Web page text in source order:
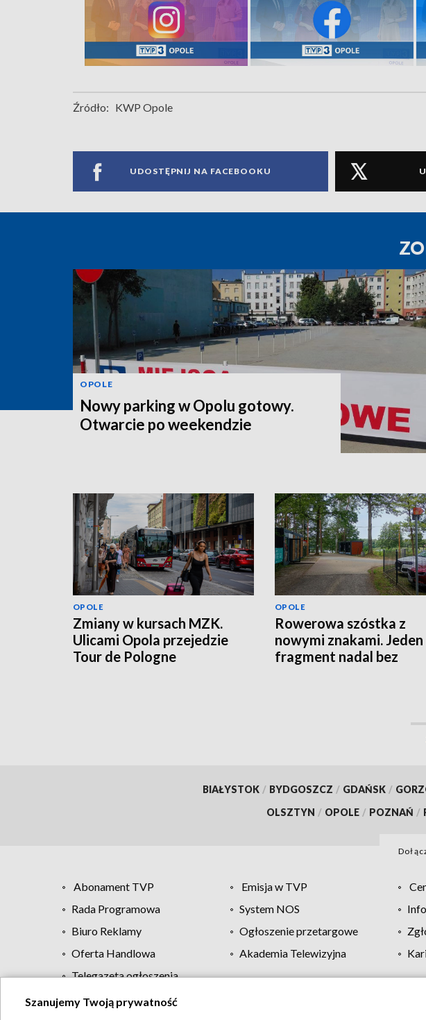
Źródło: KWP Opole
UDOSTĘPNIJ NA FACEBOOKU
OPOLE
Nowy parking w Opolu gotowy.
Otwarcie po weekendzie
OPOLE
Zmiany w kursach MZK.
Ulicami Opola przejedzie
Tour de Pologne
OPOLE
Rowerowa szóstka z
nowymi znakami. Jeden
fragment nadal bez
BIAŁYSTOK / BYDGOSZCZ / GDAŃSK /
OLSZTYN / OPOLE / POZNAŃ /
Abonament TVP Emisja w TVP
Rada Programowa
System NOS
Biuro Reklamy
Ogłoszenie przetargowe
Oferta Handlowa
Akademia Telewizyjna
Telegazeta ogłoszenia
Szanujemy Twoją prywatność